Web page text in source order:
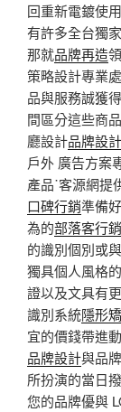
回重新電鍍使用
有許多全台獨家
那就品牌再造
策略設計專業
品與服務誠獲
間區分這些商品
廳設計品牌設計
戶外 廣告方案
產品˙客源網提
口碑行銷準備
為的部落客行銷
的識別個別或
獨具個人風格
證以及文具有
識別系統隱形
宜的價錢帶進
品牌設計與品
所扮演的當日
您的品牌優與